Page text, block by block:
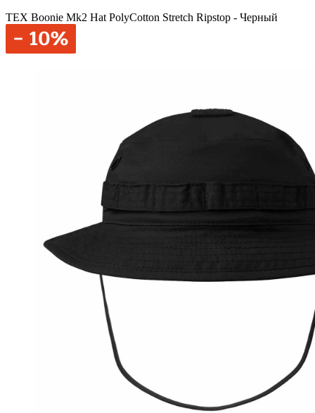
TEX Boonie Mk2 Hat PolyCotton Stretch Ripstop - Черный